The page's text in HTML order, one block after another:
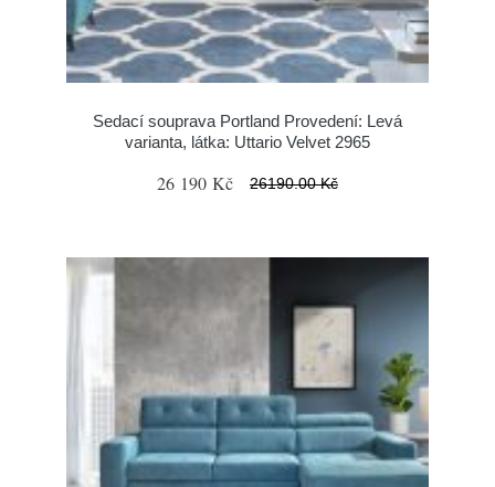
Sedací souprava Portland Provedení: Levá
varianta, látka: Uttario Velvet 2965
26 190 Kč 26190.00 Kč